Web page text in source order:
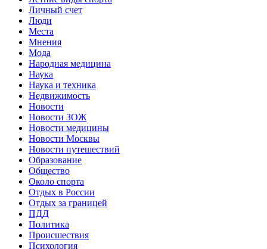
Личный счет
Люди
Места
Мнения
Мода
Народная медицина
Наука
Наука и техника
Недвижимость
Новости
Новости ЗОЖ
Новости медицины
Новости Москвы
Новости путешествий
Образование
Общество
Около спорта
Отдых в России
Отдых за границей
ПДД
Политика
Происшествия
Психология